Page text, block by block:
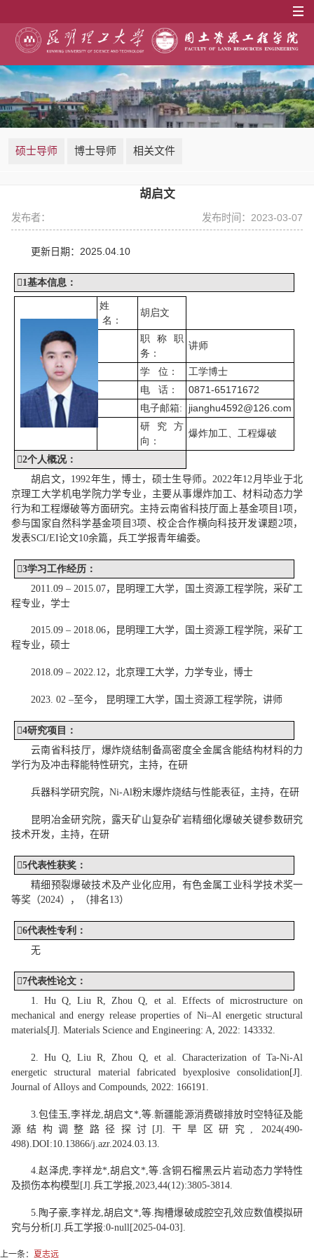
硕士导师 博士导师 相关文件
胡启文
发布者： 发布时间：2023-03-07
更新日期： 2025.04. 10
1基本信息：
姓
名：
胡启文
职称职
务 ：
讲师
学 位 ： 工学博士
电 话： 0871-65171672
电子邮箱: jianghu4592@126.com
研究方
向：
爆炸加工 工程爆破
2个人概况：
胡启文， 1992年生，博士，硕士生导师。 2022年12 月毕业于北
京理工大学机电学院力学专业，主要从事爆炸加工、材料动态力学
行为和工程爆破等方面研究。主持云南省科技厅面上基金项目 1项，
参与国家自然科学基金项目3项、校企合作横向科技开发课题2项，
发表SCI/EI论文10余篇，兵工学报青年编委。
3学习工作经历：
2011.09 ‒ 2015.07，昆明理工大学，国土资源工程学院，采矿工
程专业，学士
2015.09 ‒ 2018.06，昆明理工大学，国土资源工程学院，采矿工
程专业，硕士
2018.09 ‒ 2022.12，北京理工大学，力学专业，博士
2023. 02 ‒至今， 昆明理工大学，国土资源工程学院，讲师
4研究项目：
云南省科技厅， 爆炸烧结制备高密度全金属含能结构材料的力
学行为及冲击释能特性研究，主持，在研
兵器科学研究院， Ni-Al粉末爆炸烧结与性能表征 ，主持，在研
昆明冶金研究院， 露天矿山复杂矿岩精细化爆破关键参数研究
技术开发 ，主持，在研
5代表性获奖：
精细预裂爆破技术及产业化应用 ，有色金属工业科学技术奖一
等奖（2024），（排名 1 3）
6代表性专利：
无
7代表性论文：
1. Hu Q, Liu R, Zhou Q, et al. Effects of microstructure on
mechanical and energy release properties of Ni–Al energetic structural
materials[J]. Materials Science and Engineering: A, 2022: 143332.
2. Hu Q, Liu R, Zhou Q, et al. Characterization of Ta-Ni-Al
energetic structural material fabricated byexplosive consolidation[J].
Journal of Alloys and Compounds, 2022: 166191.
3. 包佳玉 ,李祥龙, 胡启文*, 等. 新疆能源消费碳排放时空特征及能
源结构调整路径探讨 [J]. 干旱 区研究
, 2024(490-
498). DOI:10.13866/j.azr.2024.03.13.
4.赵泽虎,李祥龙*,胡启文*,等.含铜石榴黑云片岩动态力学特性
及损伤本构模型 [J].兵工学报,2023,44(12):3805-3814.
5. 陶子豪,李祥龙,胡启文*,等.掏槽爆破成腔空孔效应数值模拟研
究与分析[J].兵工学报:0-null[2025-04-03].
上一条： 夏志远